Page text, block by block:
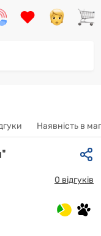
Наявність в
0 відгуків